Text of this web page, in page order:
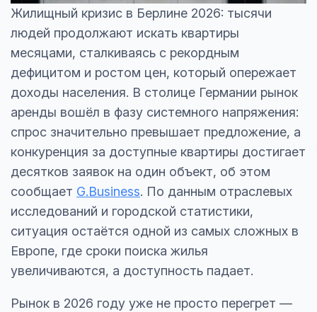
Жилищный кризис в Берлине 2026: тысячи
людей продолжают искать квартиры
месяцами, сталкиваясь с рекордным
дефицитом и ростом цен, который опережает
доходы населения. В столице Германии рынок
аренды вошёл в фазу системного напряжения:
спрос значительно превышает предложение, а
конкуренция за доступные квартиры достигает
десятков заявок на один объект, об этом
сообщает G.Business. По данным отраслевых
исследований и городской статистики,
ситуация остаётся одной из самых сложных в
Европе, где сроки поиска жилья
увеличиваются, а доступность падает.
Рынок в 2026 году уже не просто перегрет —